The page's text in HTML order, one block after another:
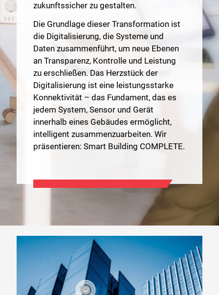
zukunftssicher zu gestalten.
Die Grundlage dieser Transformation ist
die Digitalisierung, die Systeme und
Daten zusammenführt, um neue Ebenen
an Transparenz, Kontrolle und Leistung
zu erschließen. Das Herzstück der
Digitalisierung ist eine leistungsstarke
Konnektivität – das Fundament, das es
jedem System, Sensor und Gerät
innerhalb eines Gebäudes ermöglicht,
intelligent zusammenzuarbeiten. Wir
präsentieren: Smart Building COMPLETE.